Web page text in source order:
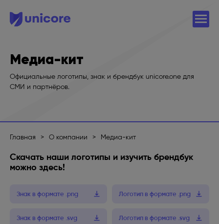
Медиа-кит
Официальные логотипы, знак и брендбук unicore.one для
СМИ и партнёров.
Главная > О компании > Медиа-кит
Скачать наши логотипы и изучить брендбук
можно здесь!
Знак в формате .png Логотип в формате .png
Знак в формате .svg Логотип в формате .svg